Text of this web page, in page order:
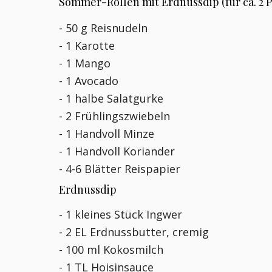
- 50 g Reisnudeln
- 1 Karotte
- 1 Mango
- 1 Avocado
- 1 halbe Salatgurke
- 2 Frühlingszwiebeln
- 1 Handvoll Minze
- 1 Handvoll Koriander
- 4-6 Blätter Reispapier
Erdnussdip
- 1 kleines Stück Ingwer
- 2 EL Erdnussbutter, cremig
- 100 ml Kokosmilch
- 1 TL Hoisinsauce